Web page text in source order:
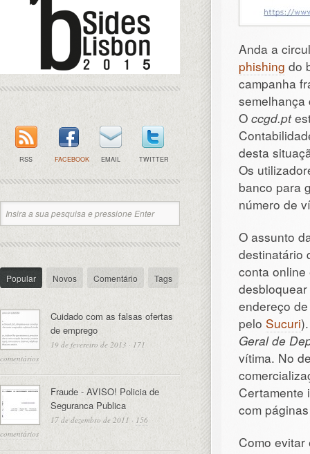
Anda a
phishing do
campanha
O ccgd.pt
desta
Os
banco para
número de
O assunto
destinatário
conta online
endereço
pelo Sucuri
Geral de
vítima. No
Certamente
com
Como
RSS FACEBOOK EMAIL TWITTER
Popular Novos Comentário Tags
Cuidado com as falsas ofertas
de emprego
19 de fevereiro de 2013 · 171
comentários
Fraude - AVISO! Policia de
Seguranca Publica
17 de dezembro de 2011 · 156
comentários